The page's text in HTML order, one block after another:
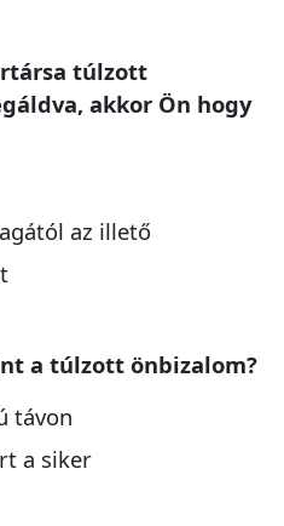
túlzott
akkor Ön hogy
az illető
a túlzott önbizalom?
távon
a siker